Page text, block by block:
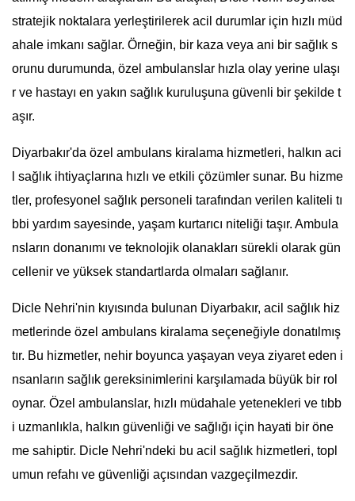
stratejik noktalara yerleştirilerek acil durumlar için hızlı müd
ahale imkanı sağlar. Örneğin, bir kaza veya ani bir sağlık s
orunu durumunda, özel ambulanslar hızla olay yerine ulaşı
r ve hastayı en yakın sağlık kuruluşuna güvenli bir şekilde t
aşır.
Diyarbakır'da özel ambulans kiralama hizmetleri, halkın aci
l sağlık ihtiyaçlarına hızlı ve etkili çözümler sunar. Bu hizme
tler, profesyonel sağlık personeli tarafından verilen kaliteli tı
bbi yardım sayesinde, yaşam kurtarıcı niteliği taşır. Ambula
nsların donanımı ve teknolojik olanakları sürekli olarak gün
cellenir ve yüksek standartlarda olmaları sağlanır.
Dicle Nehri'nin kıyısında bulunan Diyarbakır, acil sağlık hiz
metlerinde özel ambulans kiralama seçeneğiyle donatılmış
tır. Bu hizmetler, nehir boyunca yaşayan veya ziyaret eden i
nsanların sağlık gereksinimlerini karşılamada büyük bir rol
oynar. Özel ambulanslar, hızlı müdahale yetenekleri ve tıbb
i uzmanlıkla, halkın güvenliği ve sağlığı için hayati bir öne
me sahiptir. Dicle Nehri'ndeki bu acil sağlık hizmetleri, topl
umun refahı ve güvenliği açısından vazgeçilmezdir.